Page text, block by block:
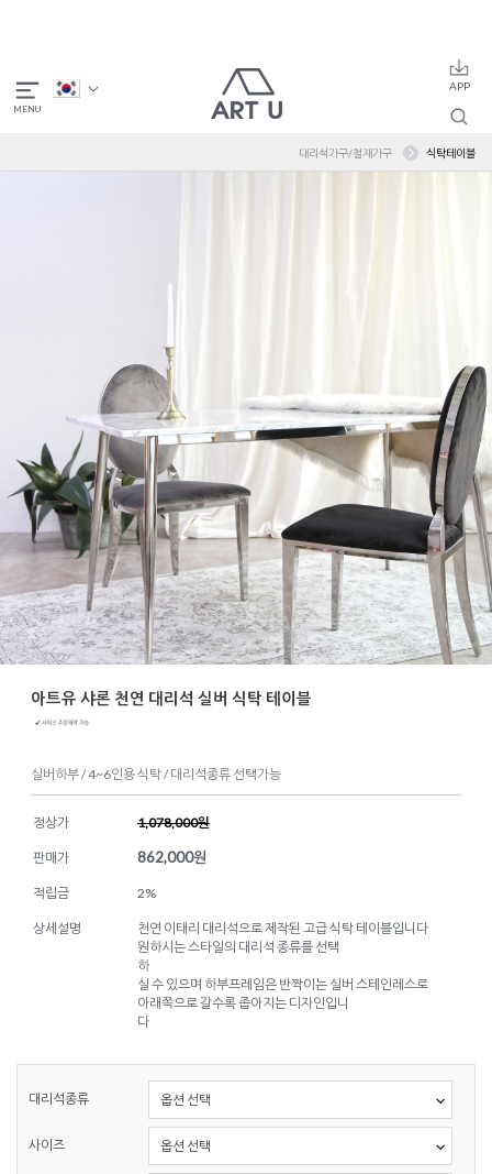
대리석가구/철재가구 식탁테이블
아트유 샤론 천연 대리석 실버 식탁 테이블
실버하부 / 4~6인용 식탁 / 대리석종류 선택가능
정상가 1,078,000원
판매가 862,000원
적립금 2%
상세설명
천연 이태리 대리석으로 제작된 고급 식탁 테이블입니다
원하시는 스타일의 대리석 종류를 선택
하
실 수 있으며 하부프레임은 반짝이는 실버 스테인레스로
아래쪽으로 갈수록 좁아지는 디자인입니
다
대리석종류
사이즈